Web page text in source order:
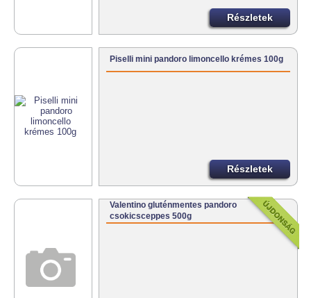
Részletek
Piselli mini pandoro limoncello krémes 100g
Részletek
Valentino gluténmentes pandoro
csokicsceppes 500g